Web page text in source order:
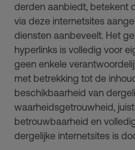
derden aanbiedt, betekent
via deze internetsites
diensten aanbeveelt. Het
hyperlinks is volledig voor
geen enkele
met betrekking tot de
beschikbaarheid van
waarheidsgetrouwheid,
betrouwbaarheid en
dergelijke internetsites is